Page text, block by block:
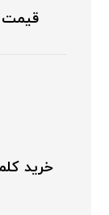
قیمت
خرید